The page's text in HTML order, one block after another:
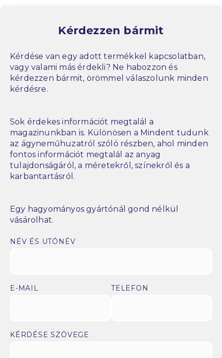
Kérdezzen bármit
Kérdése van egy adott termékkel kapcsolatban,
vagy valami más érdekli? Ne habozzon és
kérdezzen bármit, örömmel válaszolunk minden
kérdésre.
Sok érdekes információt megtalál a
magazinunkban is. Különösen a Mindent tudunk
az ágyneműhuzatról szóló részben, ahol minden
fontos információt megtalál az anyag
tulajdonságáról, a méretekről, színekről és a
karbantartásról.
Egy hagyományos gyártónál gond nélkül
vásárolhat.
NÉV ÉS UTÓNÉV
E-MAIL TELEFON
KÉRDÉSE SZÖVEGE